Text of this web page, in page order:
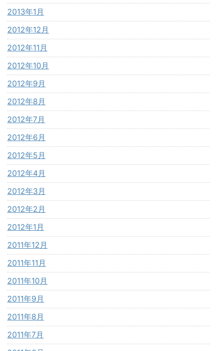
2013年1月
2012年12月
2012年11月
2012年10月
2012年9月
2012年8月
2012年7月
2012年6月
2012年5月
2012年4月
2012年3月
2012年2月
2012年1月
2011年12月
2011年11月
2011年10月
2011年9月
2011年8月
2011年7月